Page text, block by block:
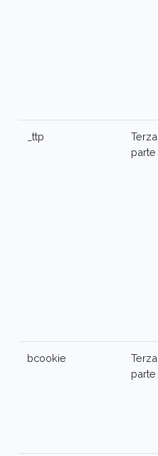
_ttp
Terza
parte
bcookie
Terza
parte